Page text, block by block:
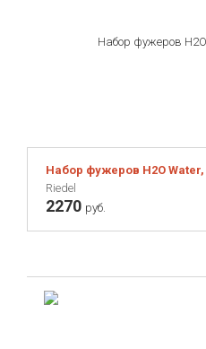
Набор фужеров H2O
Riedel
2270 руб.